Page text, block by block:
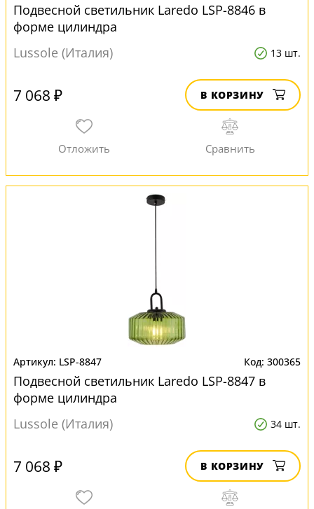
Подвесной светильник Laredo LSP-8846 в
форме цилиндра
Lussole (Италия)
13 шт.
7 068 ₽ В КОРЗИНУ
LSP-8847 300365
Подвесной светильник Laredo LSP-8847 в
форме цилиндра
Lussole (Италия)
34 шт.
7 068 ₽ В КОРЗИНУ